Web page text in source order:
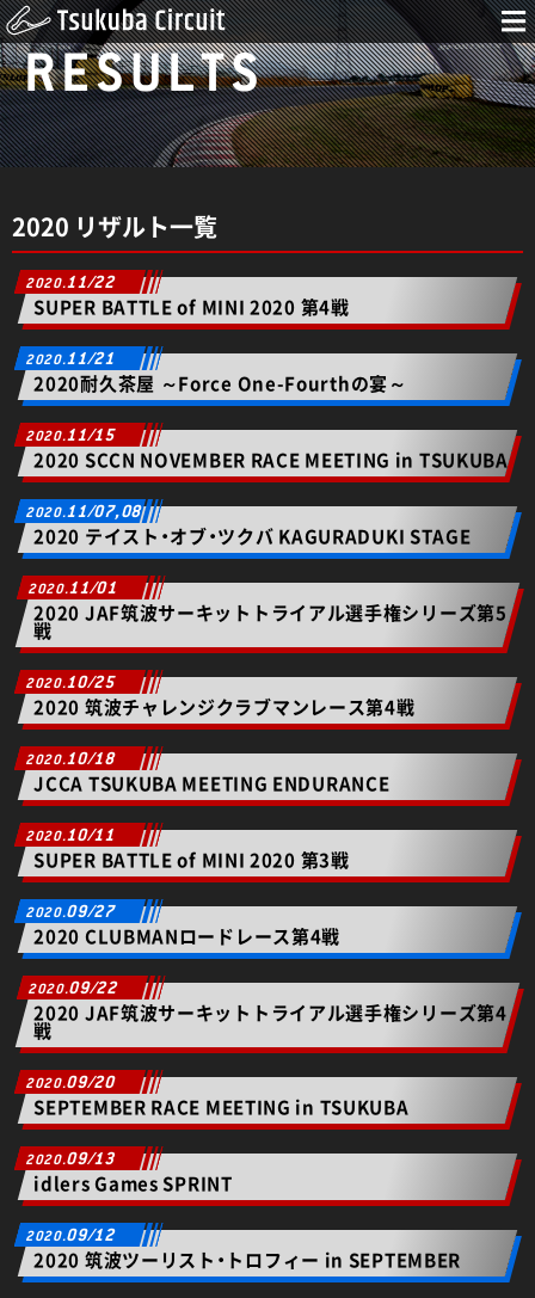
RESULTS
2020 リザルト一覧
11/22
SUPER BATTLE of MINI 2020 第4戦
11/21
2020耐久茶屋 ～Force One-Fourthの宴～
11/15
2020 SCCN NOVEMBER RACE MEETING in TSUKUBA
11/07,08
2020 テイスト・オブ・ツクバ KAGURADUKI STAGE
11/01
2020 JAF筑波サーキットトライアル選手権シリーズ第5
戦
10/25
2020 筑波チャレンジクラブマンレース第4戦
10/18
JCCA TSUKUBA MEETING ENDURANCE
10/11
SUPER BATTLE of MINI 2020 第3戦
09/27
2020 CLUBMANロードレース第4戦
09/22
2020 JAF筑波サーキットトライアル選手権シリーズ第4
戦
09/20
SEPTEMBER RACE MEETING in TSUKUBA
09/13
idlers Games SPRINT
09/12
2020 筑波ツーリスト・トロフィー in SEPTEMBER